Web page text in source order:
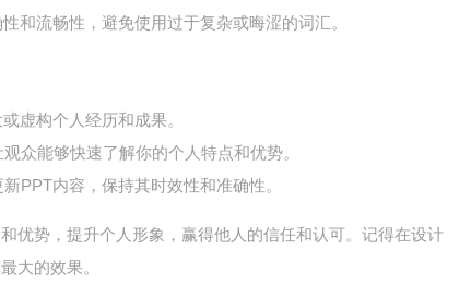
和流畅性，避免使用过于复杂或晦涩的词汇。
虚构个人经历和成果。
众能够快速了解你的个人特点和优势。
PPT内容，保持其时效性和准确性。
优势，提升个人形象，赢得他人的信任和认可。记得在设计
大的效果。